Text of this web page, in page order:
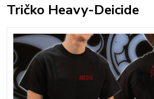
Tričko Heavy-Deicide